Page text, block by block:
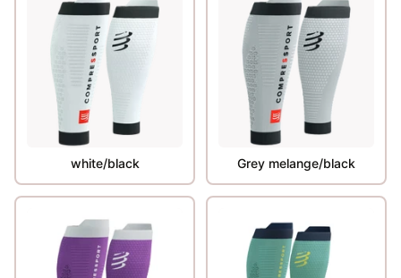
white/black Grey melange/black